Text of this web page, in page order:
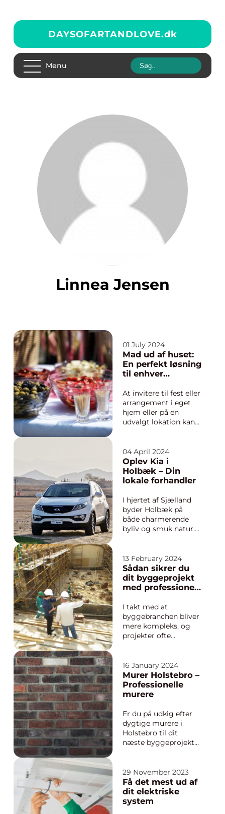
DAYSOFARTANDLOVE.dk
Menu
Linnea Jensen
01 July 2024
Mad ud af huset:
En perfekt løsning
til enhver
At invitere til fest eller
arrangement i eget
hjem eller på en
udvalgt lokation kan
begivenheder på. Dog
kan forberedelse af
mad til mange
mennesker være en
Her kommer
konceptet med ‘...
04 April 2024
Oplev Kia i
Holbæk – Din
lokale forhandler
I hjertet af Sjælland
byder Holbæk på
både charmerende
byliv og smuk natur.
stifter bekendtskab
med det
sydkoreanske
bilmærke Kia gennem
prominente
bilforhandlere, Max
Due A/S. Med et
dedikeret...
13 February 2024
Sådan sikrer du
dit byggeprojekt
med professionel
g
I takt med at
byggebranchen bliver
mere kompleks, og
projekter ofte
behovet for faglig
ekspertise og
rådgivning mere
påkrævet end
Bygherrerådgivning
er blevet en
uundværlig ressource
for en succesfuld ge...
16 January 2024
Murer Holstebro –
Professionelle
murere
Er du på udkig efter
dygtige murere i
Holstebro til dit
næste byggeprojekt?
i Holstebro er kendt
for deres ekspertise,
håndværksmæssige
kunnen og dedikation
29 November 2023
Få det mest ud af
dit elektriske
system